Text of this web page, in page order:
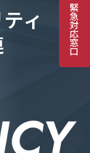
緊
急
対
応
窓
口
ティ